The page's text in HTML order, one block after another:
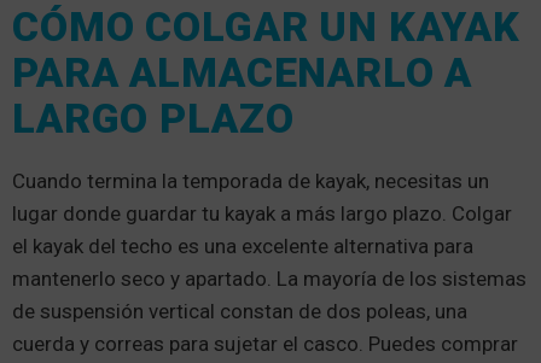
CÓMO COLGAR UN KAYAK
PARA ALMACENARLO A
LARGO PLAZO
Cuando termina la temporada de kayak, necesitas un
lugar donde guardar tu kayak a más largo plazo. Colgar
el kayak del techo es una excelente alternativa para
mantenerlo seco y apartado. La mayoría de los sistemas
de suspensión vertical constan de dos poleas, una
cuerda y correas para sujetar el casco. Puedes comprar